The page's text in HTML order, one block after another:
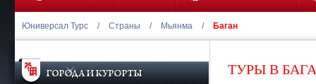
Юниверсал Турс / Страны / Мьянма / Баган
ТУРЫ В